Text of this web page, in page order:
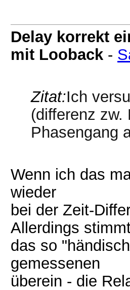
Delay korrekt
mit Looback -
Zitat:Ich
(differenz
Phasengang
Wenn ich das
wieder
bei der Zeit-
Allerdings
das so
gemessenen
überein - die